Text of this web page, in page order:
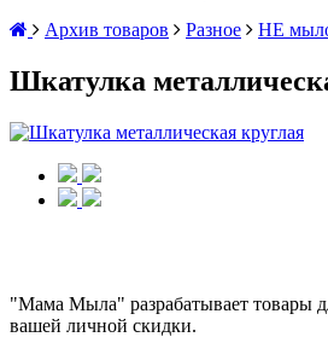
Архив товаров
Разное НЕ
Шкатулка
"Мама Мыла" разрабатывает товары
вашей личной скидки.